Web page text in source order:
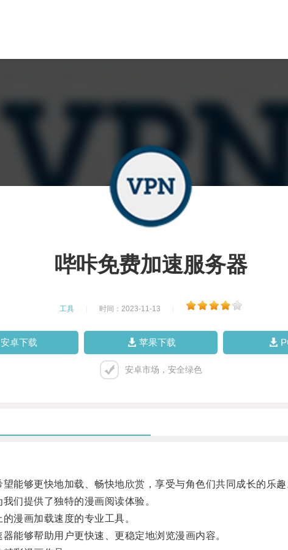
哔咔免费加速服务器
工具 时间：2023-11-13
安卓下载 苹果下载
安卓市场，安全绿色
够更快地加载、畅快地欣赏，享受与角色们共同成长的乐趣
提供了独特的漫画阅读体验。
漫画加载速度的专业工具。
够帮助用户更快速、更稳定地浏览漫画内容。